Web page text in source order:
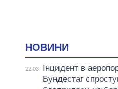
НОВИНИ
22:03
Інцидент в
Бундестаг